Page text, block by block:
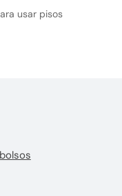
usar pisos